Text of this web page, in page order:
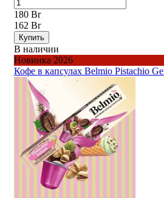
180 Br
162 Br
Купить
В наличии
Новинка 2026
Кофе в капсулах Belmio Pistachio